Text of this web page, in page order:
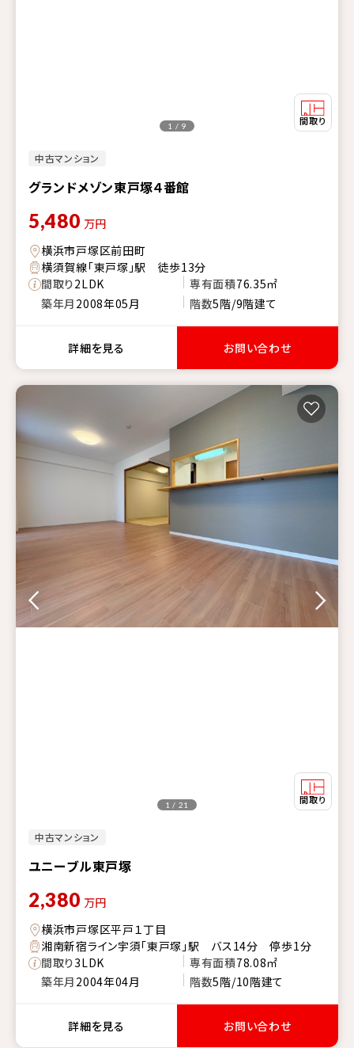
中古マンション
グランドメゾン東戸塚４番館
1 / 9
5,480 万円
横浜市戸塚区前田町
横須賀線「東戸塚」駅 徒歩13分
間取り2LDK 専有面積76.35㎡
築年月 2008年05月 階数5階/9階建て
詳細を見る お問い合わせ
中古マンション
ユニーブル東戸塚
1 / 21
2,380 万円
横浜市戸塚区平戸１丁目
湘南新宿ライン宇須「東戸塚」駅 バス14分 停歩1分
間取り3LDK 専有面積78.08㎡
築年月 2004年04月 階数5階/10階建て
詳細を見る お問い合わせ